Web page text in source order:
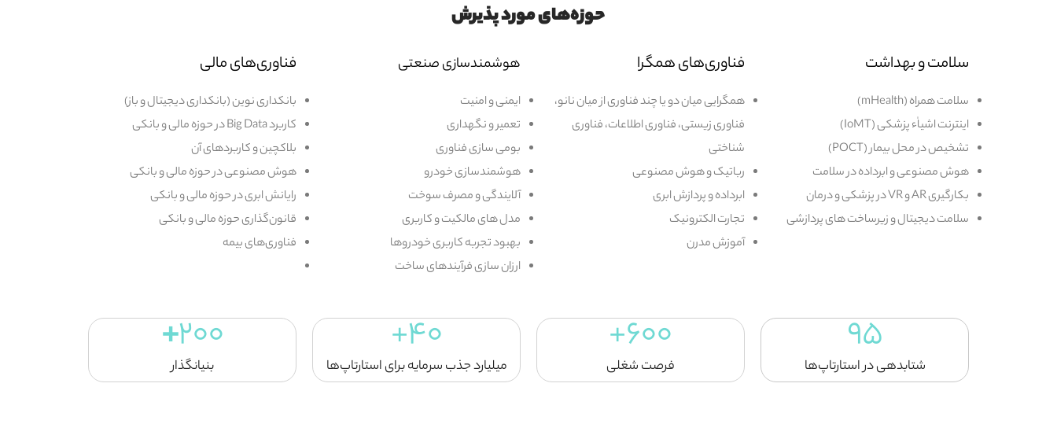
حوزه‌های مورد پذیرش
سلامت و بهداشت
سلامت همراه (mHealth)
اینترنت اشیاٰء پزشکی (IoMT)
تشخیص در محل بیمار (POCT)
هوش مصنوعی و ابرداده در سلامت
بکارگیری AR و VR در پزشکی و درمان
سلامت دیجیتال و زیرساخت های پردازشی
فناوری‌های همگرا
همگرایی میان دو یا چند فناوری‌ از میان نانو،
فناوری زیستی، فناوری اطلاعات، فناوری
شناختی
رباتیک و هوش مصنوعی
ابرداده و پردازش ابری
تجارت الکترونیک
آموزش مدرن
هوشمندسازی صنعتی
ایمنی و امنیت
تعمیر و نگهداری
بومی سازی فناوری
هوشمندسازی خودرو
آلایندگی و مصرف سوخت
مدل های مالکیت و کاربری
بهبود تجربه کاربری خودروها
ارزان سازی فرآیندهای ساخت
فناوری‌های مالی
بانکداری نوین (بانکداری دیجیتال و باز)
کاربرد Big Data در حوزه مالی و بانکی
بلاکچین و کاربردهای آن
هوش مصنوعی در حوزه مالی و بانکی
رایانش ابری در حوزه مالی و بانکی
قانون‌گذاری حوزه مالی و بانکی
فناوری‌های بیمه
95
شتابدهی در استارتاپ‌ها
600
+
فرصت شغلی
40
+
میلیارد جذب سرمایه برای استارتاپ‌ها
200
+
بنیانگذار